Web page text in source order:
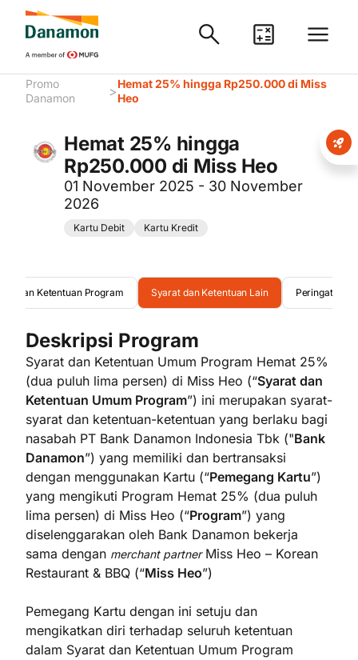
Promo
Danamon
>Hemat 25% hingga Rp250.000 di Miss
Heo
Hemat 25% hingga
Rp250.000 di Miss Heo
01 November 2025 - 30 November
2026
Kartu Debit Kartu Kredit
dan Ketentuan Program Syarat dan Ketentuan Lain Peringatan
Deskripsi Program
Syarat dan Ketentuan Umum Program Hemat 25%
(dua puluh lima persen) di Miss Heo (“Syarat dan
Ketentuan Umum Program”) ini merupakan syarat-
syarat dan ketentuan-ketentuan yang berlaku bagi
nasabah PT Bank Danamon Indonesia Tbk ("Bank
Danamon”) yang memiliki dan bertransaksi
dengan menggunakan Kartu (“Pemegang Kartu”)
yang mengikuti Program Hemat 25% (dua puluh
lima persen) di Miss Heo (“Program”) yang
diselenggarakan oleh Bank Danamon bekerja
sama dengan merchant partnerMiss Heo – Korean
Restaurant & BBQ (“Miss Heo”)
Pemegang Kartu dengan ini setuju dan
mengikatkan diri terhadap seluruh ketentuan
dalam Syarat dan Ketentuan Umum Program